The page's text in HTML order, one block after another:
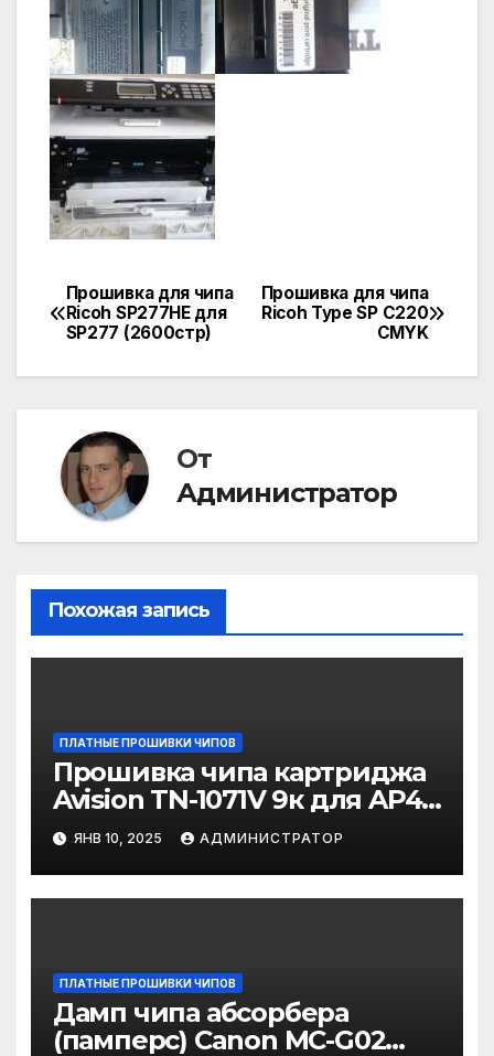
Навигация
по
Прошивка для чипа
Ricoh Type SP C220
CMYK
Прошивка для чипа
Ricoh SP277HE для
SP277 (2600стр)
От
Администратор
Похожая запись
ПЛАТНЫЕ ПРОШИВКИ ЧИПОВ
Прошивка чипа картриджа
Avision TN-1071V 9к для AP40
/ AM40Q / AM40A / AM40A
для прошивки на
программаторе
ЯНВ 10, 2025 АДМИНИСТРАТОР
ПЛАТНЫЕ ПРОШИВКИ ЧИПОВ
Дамп чипа абсорбера
(памперс) Canon MC-G02